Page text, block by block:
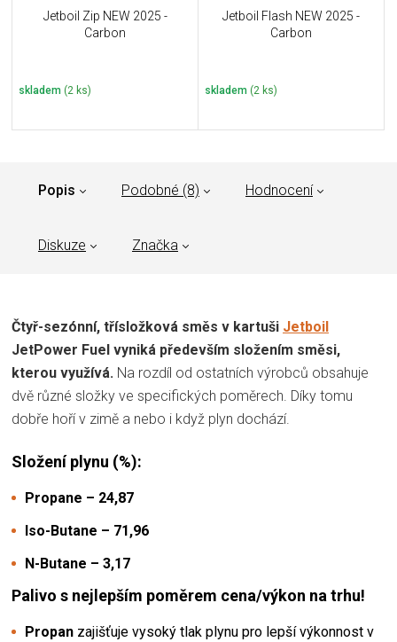
Jetboil Zip NEW 2025 -
Carbon
skladem (2 ks)
Jetboil Flash NEW 2025 -
Carbon
skladem (2 ks)
Popis Podobné (8) Hodnocení
Diskuze Značka
Čtyř-sezónní, třísložková směs v kartuši Jetboil
JetPower Fuel vyniká především složením směsi,
kterou využívá. Na rozdíl od ostatních výrobců obsahuje
dvě různé složky ve specifických poměrech. Díky tomu
dobře hoří v zimě a nebo i když plyn dochází.
Složení plynu (%):
Propane – 24,87
Iso-Butane – 71,96
N-Butane – 3,17
Palivo s nejlepším poměrem cena/výkon na trhu!
Propan zajišťuje vysoký tlak plynu pro lepší výkonnost v